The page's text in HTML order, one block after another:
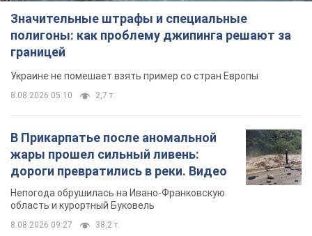
Значительные штрафы и специальные
полигоны: как проблему джипинга решают за
границей
Украине не помешает взять пример со стран Европы
8.08.2026 05:10 2,7 т.
В Прикарпатье после аномальной
жары прошел сильный ливень:
дороги превратились в реки. Видео
Непогода обрушилась на Ивано-Франковскую
область и курортный Буковель
8.08.2026 09:27 38,2 т.